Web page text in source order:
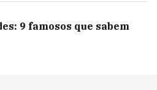
9 famosos que sabem